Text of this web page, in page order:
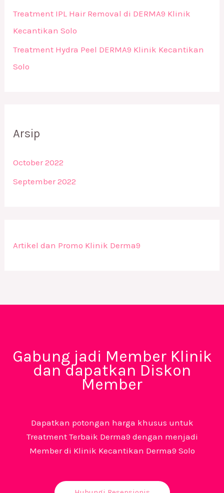
Treatment IPL Hair Removal di DERMA9 Klinik
Kecantikan Solo
Treatment Hydra Peel DERMA9 Klinik Kecantikan
Solo
Arsip
October 2022
September 2022
Artikel dan Promo Klinik Derma9
Gabung jadi Member Klinik
dan dapatkan Diskon
Member
Dapatkan potongan harga khusus untuk
Treatment Terbaik Derma9 dengan menjadi
Member di Klinik Kecantikan Derma9 Solo